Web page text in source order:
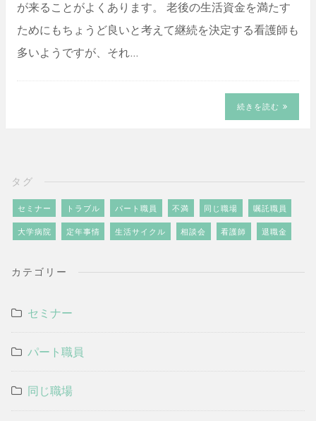
が来ることがよくあります。 老後の生活資金を満たす
ためにもちょうど良いと考えて継続を決定する看護師も
多いようですが、それ…
続きを読む
タグ
セミナー トラブル パート職員 不満 同じ職場 嘱託職員
大学病院 定年事情 生活サイクル 相談会 看護師 退職金
カテゴリー
セミナー
パート職員
同じ職場